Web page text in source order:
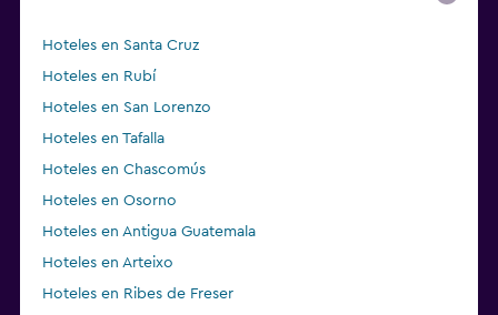
Hoteles en Santa Cruz
Hoteles en Rubí
Hoteles en San Lorenzo
Hoteles en Tafalla
Hoteles en Chascomús
Hoteles en Osorno
Hoteles en Antigua Guatemala
Hoteles en Arteixo
Hoteles en Ribes de Freser